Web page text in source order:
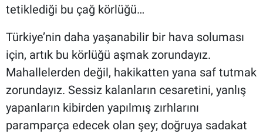
tetiklediği bu çağ körlüğü…
Türkiye’nin daha yaşanabilir bir hava soluması
için, artık bu körlüğü aşmak zorundayız.
Mahallelerden değil, hakikatten yana saf tutmak
zorundayız. Sessiz kalanların cesaretini, yanlış
yapanların kibirden yapılmış zırhlarını
paramparça edecek olan şey; doğruya sadakat